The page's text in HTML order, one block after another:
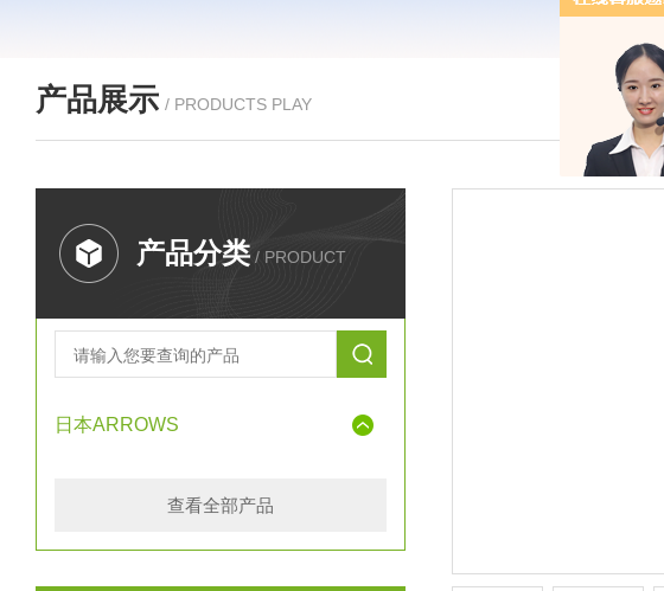
产品展示 / PRODUCTS PLAY
产品分类 / PRODUCT
日本ARROWS
查看全部产品